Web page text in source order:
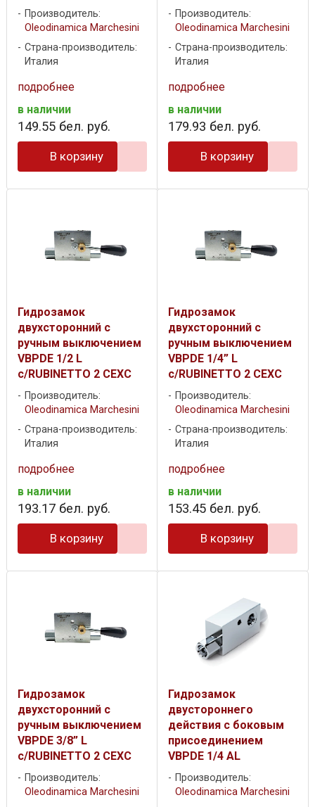
Производитель:
Oleodinamica Marchesini
Страна-производитель:
Италия
подробнее
в наличии
149.55 бел. руб.
В корзину
Производитель:
Oleodinamica Marchesini
Страна-производитель:
Италия
подробнее
в наличии
179.93 бел. руб.
В корзину
Гидрозамок
двухсторонний с
ручным выключением
VBPDE 1/2 L
c/RUBINETTO 2 CEXC
Производитель:
Oleodinamica Marchesini
Страна-производитель:
Италия
подробнее
в наличии
193.17 бел. руб.
В корзину
Гидрозамок
двухсторонний с
ручным выключением
VBPDE 1/4” L
c/RUBINETTO 2 CEXC
Производитель:
Oleodinamica Marchesini
Страна-производитель:
Италия
подробнее
в наличии
153.45 бел. руб.
В корзину
Гидрозамок
двухсторонний с
ручным выключением
VBPDE 3/8” L
c/RUBINETTO 2 CEXC
Производитель:
Oleodinamica Marchesini
Гидрозамок
двустороннего
действия с боковым
присоединением
VBPDE 1/4 AL
Производитель:
Oleodinamica Marchesini